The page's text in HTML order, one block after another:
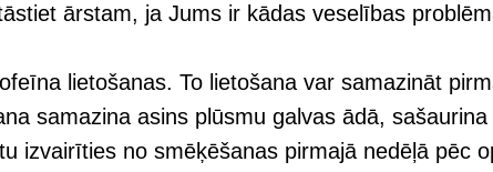
ārstam, ja Jums ir kādas veselības
lietošanas. To lietošana var samazināt
samazina asins plūsmu galvas ādā,
izvairīties no smēķēšanas pirmajā nedēļā pēc